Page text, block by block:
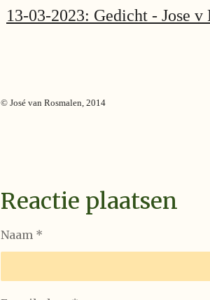
13-03-2023: Gedicht - Jose
© José van Rosmalen, 2014
Reactie plaatsen
Naam *